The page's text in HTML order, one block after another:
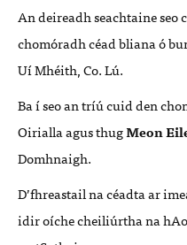
An deireadh seachtaine
chomóradh céad bliana ó
Uí Mhéith, Co. Lú.
Ba í seo an tríú cuid den
Oirialla agus thugMeon
Domhnaigh.
D’fhreastail na céadta ar
idir oíche cheiliúrtha na